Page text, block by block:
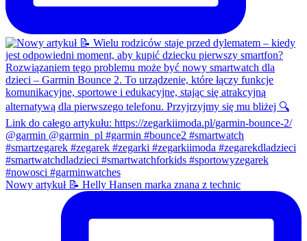
Nowy artykuł 📝 Helly Hansen marka znana z technic